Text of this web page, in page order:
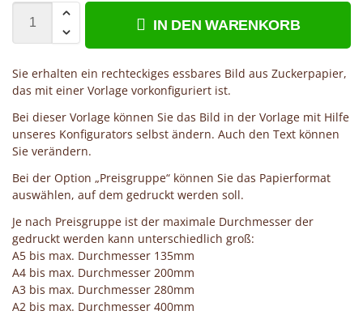
IN DEN WARENKORB
Sie erhalten ein rechteckiges essbares Bild aus Zuckerpapier,
das mit einer Vorlage vorkonfiguriert ist.
Bei dieser Vorlage können Sie das Bild in der Vorlage mit Hilfe
unseres Konfigurators selbst ändern. Auch den Text können
Sie verändern.
Bei der Option „Preisgruppe“ können Sie das Papierformat
auswählen, auf dem gedruckt werden soll.
Je nach Preisgruppe ist der maximale Durchmesser der
gedruckt werden kann unterschiedlich groß:
A5 bis max. Durchmesser 135mm
A4 bis max. Durchmesser 200mm
A3 bis max. Durchmesser 280mm
A2 bis max. Durchmesser 400mm